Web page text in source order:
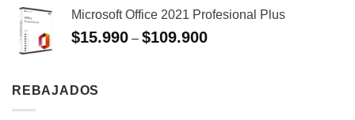
era:
$23.990.
es:
$9.990.
Microsoft Office 2021 Profesional Plus
$15.990 – $109.900
REBAJADOS